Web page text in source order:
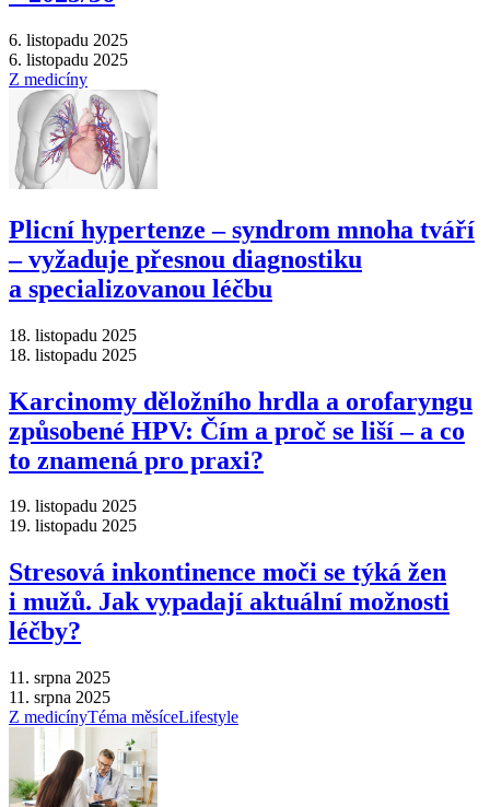
6. listopadu 2025
6. listopadu 2025
Z medicíny
Plicní hypertenze –⁠ syndrom mnoha tváří
–⁠ vyžaduje přesnou diagnostiku
a specializovanou léčbu
18. listopadu 2025
18. listopadu 2025
Karcinomy děložního hrdla a orofaryngu
způsobené HPV: Čím a proč se liší –⁠ a co
to znamená pro praxi?
19. listopadu 2025
19. listopadu 2025
Stresová inkontinence moči se týká žen
i mužů. Jak vypadají aktuální možnosti
léčby?
11. srpna 2025
11. srpna 2025
Z medicínyTéma měsíceLifestyle